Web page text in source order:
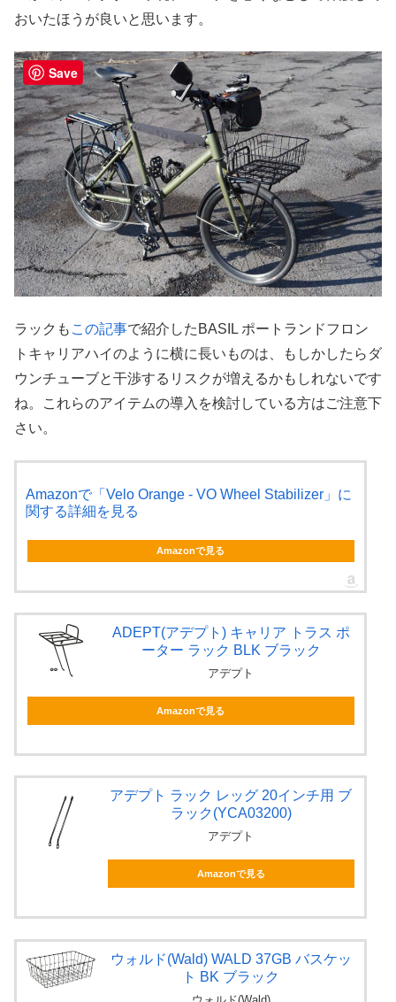
おいたほうが良いと思います。
ラックも この記事で紹介したBASIL ポートランドフロン
トキャリアハイのように横に長いものは、もしかしたらダ
ウンチューブと干渉するリスクが増えるかもしれないです
ね。これらのアイテムの導入を検討している方はご注意下
さい。
Amazonで「Velo Orange - VO Wheel Stabilizer」に
関する詳細を見る
Amazonで見る
ADEPT(アデプト) キャリア トラス ポ
ーター ラック BLK ブラック
アデプト
Amazonで見る
アデプト ラック レッグ 20インチ用 ブ
ラック(YCA03200)
アデプト
Amazonで見る
ウォルド(Wald) WALD 37GB バスケッ
ト BK ブラック
Save